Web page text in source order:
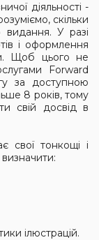
діяльності -
скільки
У разі
і оформлення
Щоб цього не
Forward
за доступною
8 років, тому
свій досвід в
свої тонкощі і
ілюстрацій.